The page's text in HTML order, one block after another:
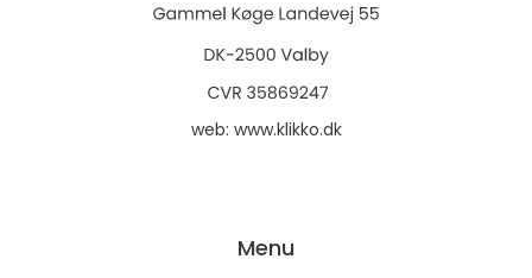
web: www.klikko.dk
Menu